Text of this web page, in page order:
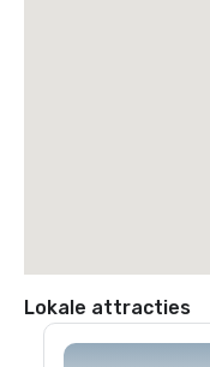
Lokale attracties